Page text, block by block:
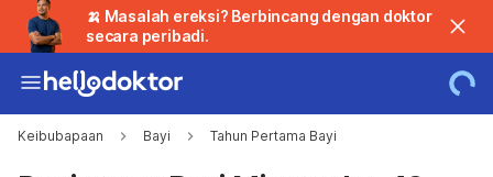
🍌 Masalah ereksi? Berbincang dengan doktor
secara peribadi.
Keibubapaan Bayi Tahun Pertama Bayi